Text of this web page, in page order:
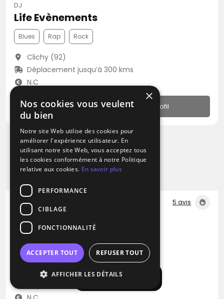
Afficher la carte
DJ
Life Evènements
Blues Rap Rock
Clichy (92)
Déplacement jusqu’à 300 kms
N.C
Profil
5 avis
DJ
Dj Nvi
Blues Pop Rap
Châtillon (92)
×
Nos cookies vous veulent
du bien
Notre site Web utilise des cookies pour
améliorer l'expérience utilisateur. En
utilisant notre site Web, vous acceptez tous
les cookies conformément à notre Politique
relative aux cookies. En savoir plus
PERFORMANCE
CIBLAGE
FONCTIONNALITÉ
ACCEPTER TOUT REFUSER TOUT
AFFICHER LES DÉTAILS